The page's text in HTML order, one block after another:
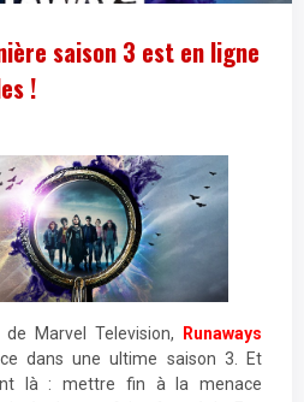
saison 3 est en ligne
!
Marvel Television,
Runaways
dans une ultime saison 3. Et
là : mettre fin à la menace